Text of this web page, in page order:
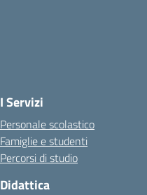
I Servizi
Personale scolastico
Famiglie e studenti
Percorsi di studio
Didattica